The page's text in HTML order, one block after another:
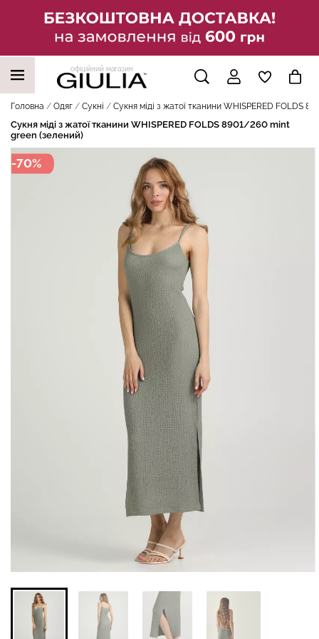
офіційний магазин
Головна Одяг Сукні Сукня міді з жатої тканини WHISPERED FOLDS
Сукня міді з жатої тканини WHISPERED FOLDS 8901/260 mint
green (зелений)
-70%
НАШІ ТРЕНДОВІ ТОВАРИ
мікрофібри LEGGINGS 02
Безшовні легінси
LEGGINGS (чорний) Giulia
482 грн.